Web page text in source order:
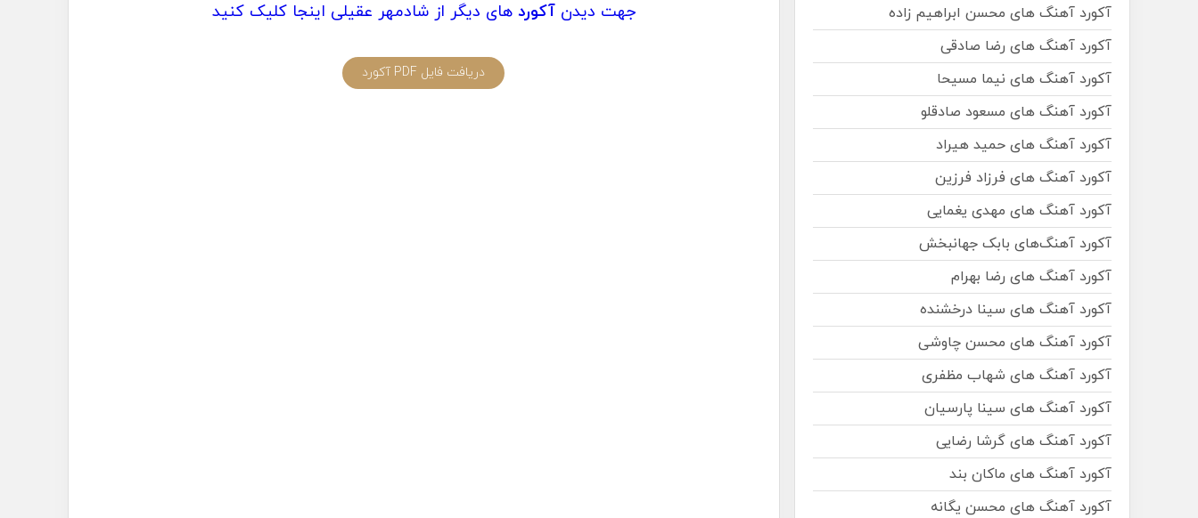
آکورد آهنگ های محسن ابراهیم زاده
آکورد آهنگ های رضا صادقی
آکورد آهنگ های نیما مسیحا
آکورد آهنگ های مسعود صادقلو
آکورد آهنگ های حمید هیراد
آکورد آهنگ های فرزاد فرزین
آکورد آهنگ های مهدی یغمایی
آکورد آهنگ‌های بابک جهانبخش
آکورد آهنگ های رضا بهرام
آکورد آهنگ های سینا درخشنده
آکورد آهنگ های محسن چاوشی
آکورد آهنگ های شهاب مظفری
آکورد آهنگ های سینا پارسیان
آکورد آهنگ های گرشا رضایی
آکورد آهنگ های ماکان بند
آکورد آهنگ های محسن یگانه
جهت دیدنآکورد های دیگر از شادمهر عقیلی اینجا کلیک کنید
دریافت فایل PDF آکورد